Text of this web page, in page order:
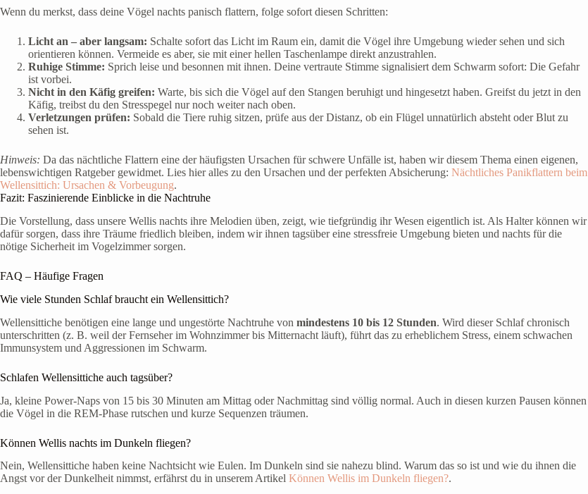
Wenn du merkst, dass deine Vögel nachts panisch flattern, folge sofort diesen Schritten:
Licht an – aber langsam: Schalte sofort das Licht im Raum ein, damit die Vögel ihre Umgebung wieder sehen und sich
orientieren können. Vermeide es aber, sie mit einer hellen Taschenlampe direkt anzustrahlen.
Ruhige Stimme: Sprich leise und besonnen mit ihnen. Deine vertraute Stimme signalisiert dem Schwarm sofort: Die Gefahr
ist vorbei.
Nicht in den Käfig greifen: Warte, bis sich die Vögel auf den Stangen beruhigt und hingesetzt haben. Greifst du jetzt in den
Käfig, treibst du den Stresspegel nur noch weiter nach oben.
Verletzungen prüfen: Sobald die Tiere ruhig sitzen, prüfe aus der Distanz, ob ein Flügel unnatürlich absteht oder Blut zu
sehen ist.
Hinweis: Da das nächtliche Flattern eine der häufigsten Ursachen für schwere Unfälle ist, haben wir diesem Thema einen eigenen,
lebenswichtigen Ratgeber gewidmet. Lies hier alles zu den Ursachen und der perfekten Absicherung: Nächtliches Panikflattern beim
Wellensittich: Ursachen & Vorbeugung.
Fazit: Faszinierende Einblicke in die Nachtruhe
Die Vorstellung, dass unsere Wellis nachts ihre Melodien üben, zeigt, wie tiefgründig ihr Wesen eigentlich ist. Als Halter können wir
dafür sorgen, dass ihre Träume friedlich bleiben, indem wir ihnen tagsüber eine stressfreie Umgebung bieten und nachts für die
nötige Sicherheit im Vogelzimmer sorgen.
FAQ – Häufige Fragen
Wie viele Stunden Schlaf braucht ein Wellensittich?
Wellensittiche benötigen eine lange und ungestörte Nachtruhe von mindestens 10 bis 12 Stunden. Wird dieser Schlaf chronisch
unterschritten (z. B. weil der Fernseher im Wohnzimmer bis Mitternacht läuft), führt das zu erheblichem Stress, einem schwachen
Immunsystem und Aggressionen im Schwarm.
Schlafen Wellensittiche auch tagsüber?
Ja, kleine Power-Naps von 15 bis 30 Minuten am Mittag oder Nachmittag sind völlig normal. Auch in diesen kurzen Pausen können
die Vögel in die REM-Phase rutschen und kurze Sequenzen träumen.
Können Wellis nachts im Dunkeln fliegen?
Nein, Wellensittiche haben keine Nachtsicht wie Eulen. Im Dunkeln sind sie nahezu blind. Warum das so ist und wie du ihnen die
Angst vor der Dunkelheit nimmst, erfährst du in unserem Artikel Können Wellis im Dunkeln fliegen?.